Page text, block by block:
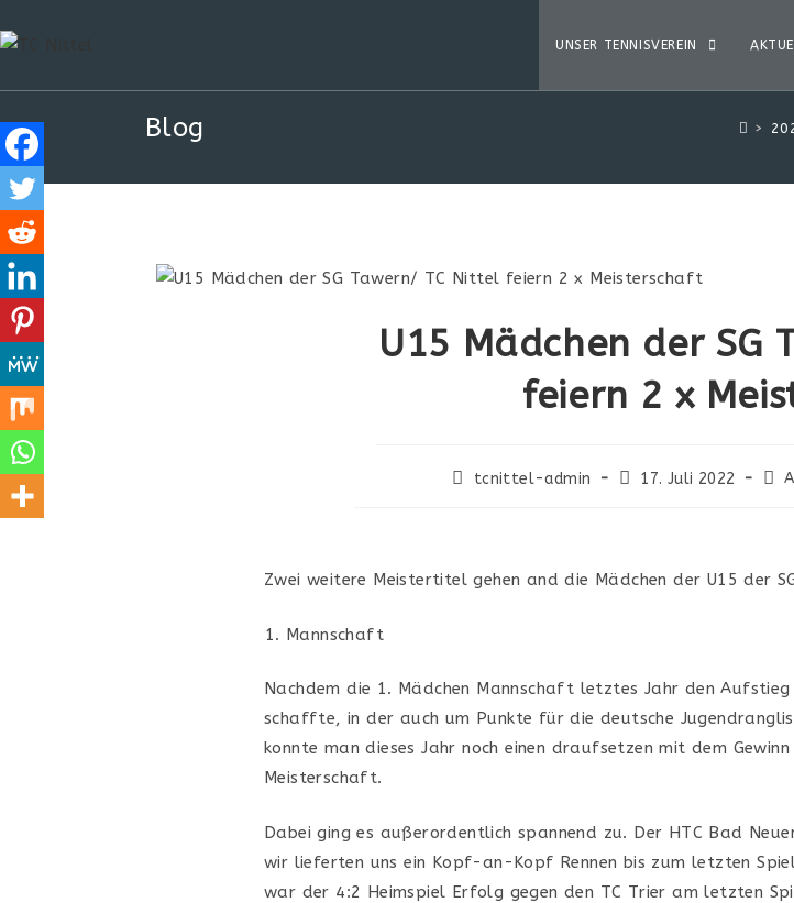
UNSER TENNISVEREIN
Blog >
U15 Mädchen der SG
feiern 2 x
tcnittel-admin 17. Juli 2022
Zwei weitere Meistertitel gehen and die Mädchen der U15 der
Mannschaft
Nachdem die 1. Mädchen Mannschaft letztes Jahr den
schaffte, in der auch um Punkte für die deutsche
konnte man dieses Jahr noch einen draufsetzen mit dem
Meisterschaft.
Dabei ging es außerordentlich spannend zu. Der HTC Bad
wir lieferten uns ein Kopf-an-Kopf Rennen bis zum letzten
war der 4:2 Heimspiel Erfolg gegen den TC Trier am letzten